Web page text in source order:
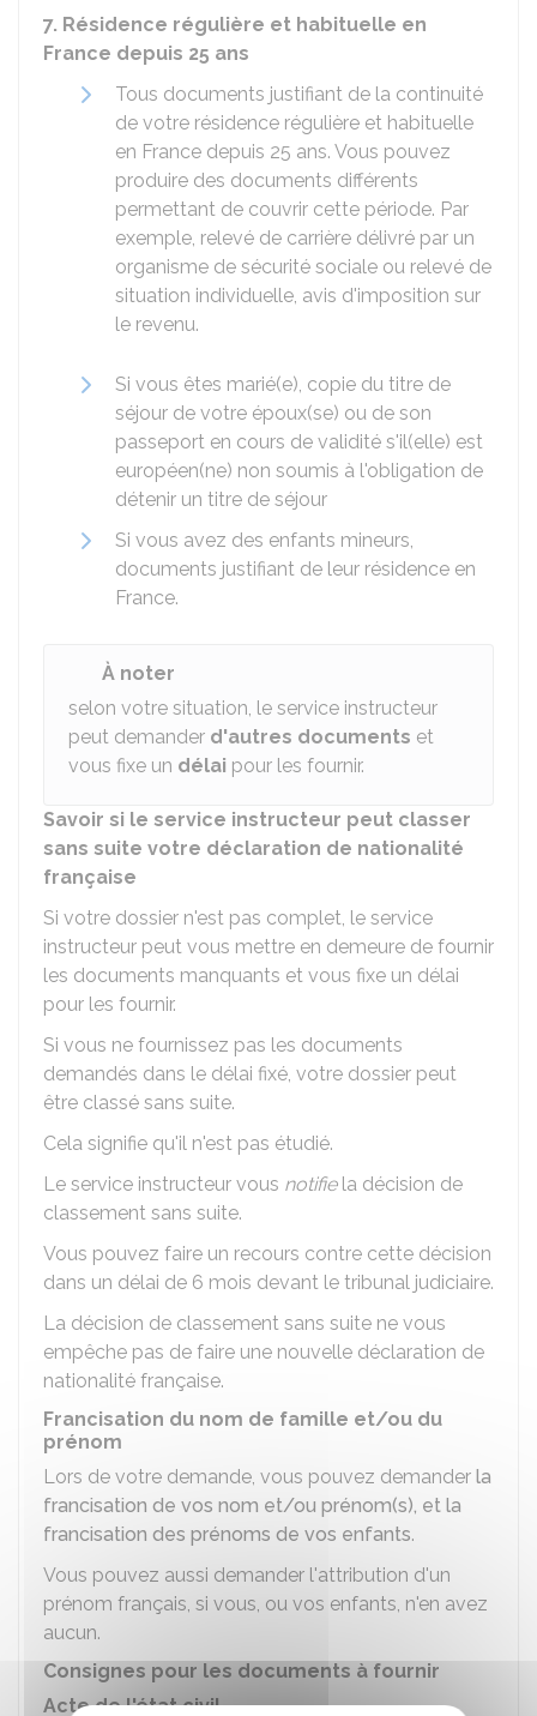
7. Résidence régulière et habituelle en
France depuis 25 ans
Tous documents justifiant de la continuité
de votre résidence régulière et habituelle
en France depuis 25 ans. Vous pouvez
produire des documents différents
permettant de couvrir cette période. Par
exemple, relevé de carrière délivré par un
organisme de sécurité sociale ou relevé de
situation individuelle, avis d'imposition sur
le revenu.
Si vous êtes marié(e), copie du titre de
séjour de votre époux(se) ou de son
passeport en cours de validité s'il(elle) est
européen(ne) non soumis à l'obligation de
détenir un titre de séjour
Si vous avez des enfants mineurs,
documents justifiant de leur résidence en
France.
À noter
selon votre situation, le service instructeur
peut demander d'autres documents et
vous fixe un délai pour les fournir.
Savoir si le service instructeur peut classer
sans suite votre déclaration de nationalité
française
Si votre dossier n'est pas complet, le service
instructeur peut vous mettre en demeure de fournir
les documents manquants et vous fixe un délai
pour les fournir.
Si vous ne fournissez pas les documents
demandés dans le délai fixé, votre dossier peut
être classé sans suite.
Cela signifie qu'il n'est pas étudié.
Le service instructeur vous notifiela décision de
classement sans suite.
Vous pouvez faire un recours contre cette décision
dans un délai de 6 mois devant le tribunal judiciaire.
La décision de classement sans suite ne vous
empêche pas de faire une nouvelle déclaration de
nationalité française.
Francisation du nom de famille et/ou du
prénom
Lors de votre demande, vous pouvez demander la
francisation de vos nom et/ou prénom(s), et la
francisation des prénoms de vos enfants.
Vous pouvez aussi demander l'attribution d'un
prénom français, si vous, ou vos enfants, n'en avez
aucun.
Consignes pour les documents à fournir
Acte de l'état civil